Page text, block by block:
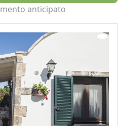
anticipato